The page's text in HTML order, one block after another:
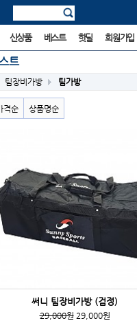
신상품 베스트 핫딜 회원가입
트
팀장비가방 팀가방
격순 상품명순
써니 팀장비가방 (검정)
29,000원29,000원